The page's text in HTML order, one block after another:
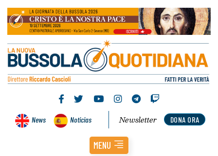
News Noticias DONA ORA
Newsletter
MENU